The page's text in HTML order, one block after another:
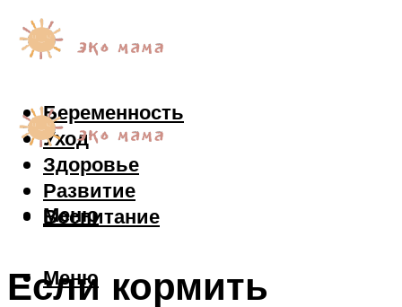
Беременность
Уход
Здоровье
Развитие
Воспитание
Меню
Меню
Если кормить